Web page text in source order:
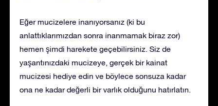
Eğer mucizelere inanıyorsanız (ki bu
anlattıklarımızdan sonra inanmamak biraz zor)
hemen şimdi harekete geçebilirsiniz. Siz de
yaşantınızdaki mucizeye, gerçek bir kainat
mucizesi hediye edin ve böylece sonsuza kadar
ona ne kadar değerli bir varlık olduğunu hatırlatın.